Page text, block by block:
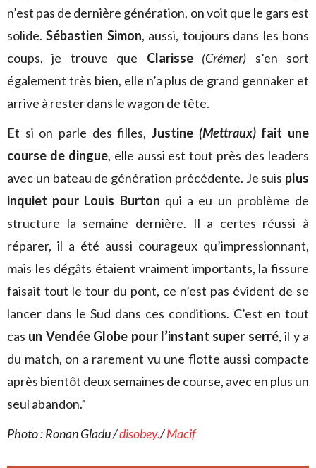
n’est pas de dernière génération, on voit que le gars est
solide.Sébastien Simon, aussi, toujours dans les bons
coups, je trouve que Clarisse (Crémer) s’en sort
également très bien, elle n’a plus de grand gennaker et
arrive à rester dans le wagon de tête.
Et si on parle des filles, Justine (Mettraux)fait une
course de dingue, elle aussi est tout près des leaders
avec un bateau de génération précédente. Je suis plus
inquiet pour Louis Burton qui a eu un problème de
structure la semaine dernière. Il a certes réussi à
réparer, il a été aussi courageux qu’impressionnant,
mais les dégâts étaient vraiment importants, la fissure
faisait tout le tour du pont, ce n’est pas évident de se
lancer dans le Sud dans ces conditions. C’est en tout
cas un Vendée Globe pour l’instant super serré, il y a
du match, on a rarement vu une flotte aussi compacte
après bientôt deux semaines de course, avec en plus un
seul abandon.”
Photo : Ronan Gladu /disobey./Macif